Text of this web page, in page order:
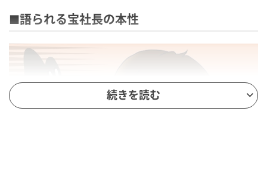
■語られる宝社長の本性
続きを読む